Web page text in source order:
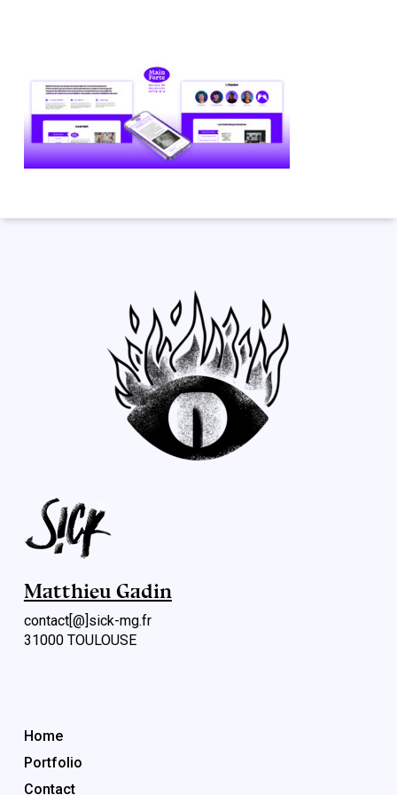
Matthieu Gadin
contact[@]sick-mg.fr
31000 TOULOUSE
Home
Portfolio
Contact